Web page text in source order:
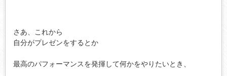
さあ、これから
自分がプレゼンをするとか
最高のパフォーマンスを発揮して何かをやりたいとき、